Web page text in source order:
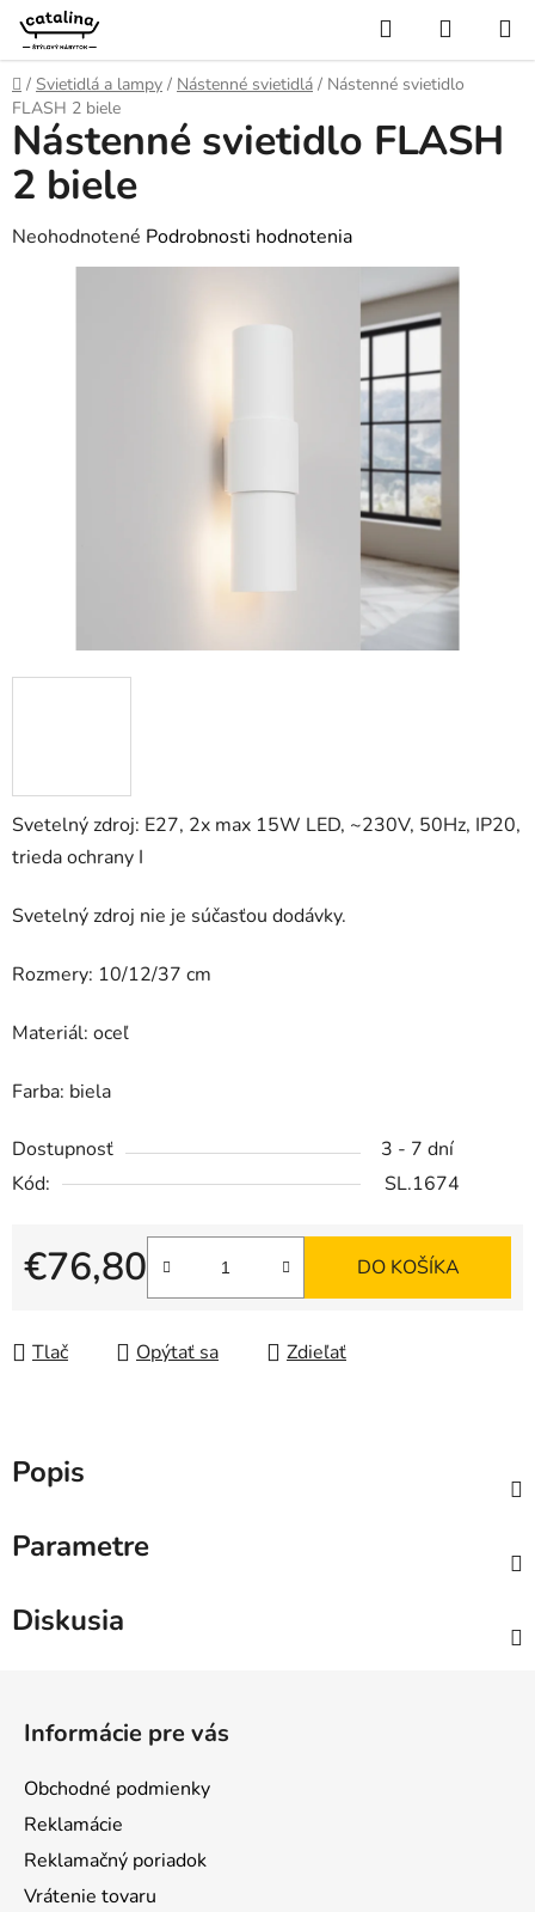
Prejsť
obsah
Hľadať
KOŠÍK
Domov
/ Svietidlá a lampy / Nástenné svietidlá / Nástenné svietidlo
FLASH 2 biele
Svetelný zdroj: E27, 2x max 15W LED, ~230V, 50Hz, IP20,
trieda ochrany I
Svetelný zdroj nie je súčasťou dodávky.
Rozmery: 10/12/37 cm
Materiál: oceľ
Farba: biela
Dostupnosť
3 - 7 dní
Kód:
SL.1674
€76,80
Jednotková cena:
DO KOŠÍKA
Tlač Opýtať sa Zdieľať
Nástenné svietidlo FLASH
2 biele
Priemerné
hodnotenie
Neohodnotené Podrobnosti hodnotenia
Popis
Parametre
Diskusia
Informácie pre vás
Obchodné podmienky
Reklamácie
Reklamačný poriadok
Vrátenie tovaru